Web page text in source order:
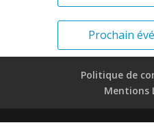
Prochain
Politique de
Mentions